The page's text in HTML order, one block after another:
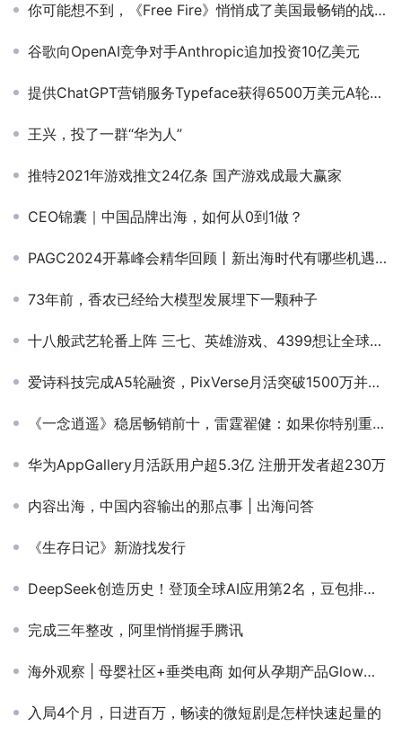
你可能想不到，《Free Fire》悄悄成了美国最畅销的战术竞技手游
谷歌向OpenAI竞争对手Anthropic追加投资10亿美元
提供ChatGPT营销服务Typeface获得6500万美元A轮融资，微软和谷歌联合参投
王兴，投了一群“华为人”
推特2021年游戏推文24亿条 国产游戏成最大赢家
CEO锦囊｜中国品牌出海，如何从0到1做？
PAGC2024开幕峰会精华回顾丨新出海时代有哪些机遇和技巧？点击就看出海头号玩家精彩干货分享！
73年前，香农已经给大模型发展埋下一颗种子
十八般武艺轮番上阵 三七、英雄游戏、4399想让全球老铁爱上开宝箱
爱诗科技完成A5轮融资，PixVerse月活突破1500万并将在国内上线
《一念逍遥》稳居畅销前十，雷霆翟健：如果你特别重视数据，反而做不出有意思的游戏
华为AppGallery月活跃用户超5.3亿 注册开发者超230万
内容出海，中国内容输出的那点事 | 出海问答
《生存日记》新游找发行
DeepSeek创造历史！登顶全球AI应用第2名，豆包排名第10
完成三年整改，阿里悄悄握手腾讯
海外观察 | 母婴社区+垂类电商 如何从孕期产品Glow上“抄作业”
入局4个月，日进百万，畅读的微短剧是怎样快速起量的